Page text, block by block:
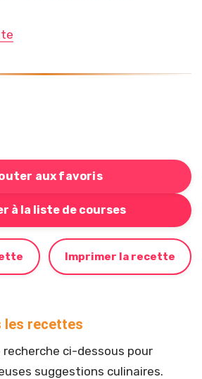
aux favoris
à la liste de courses
cette recette à votre liste de
Imprimer la recette
les recettes
recherche ci-dessous pour
suggestions culinaires.